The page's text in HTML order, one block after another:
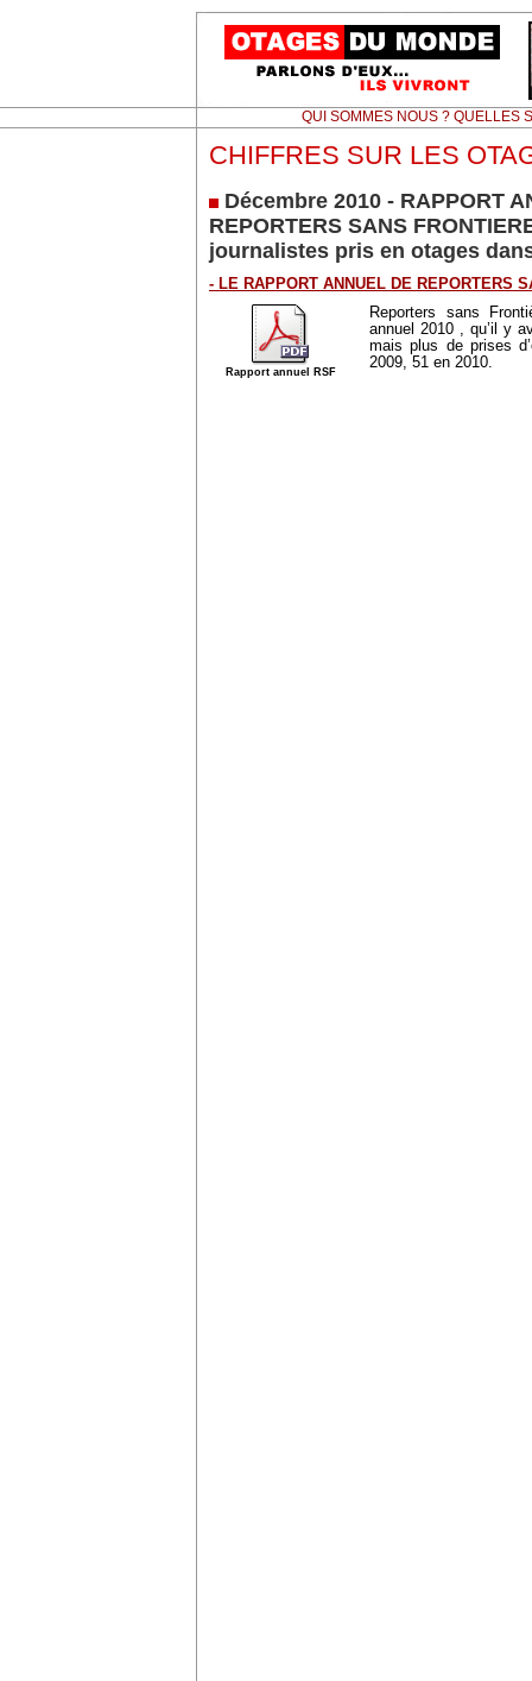
QUI SOMMES NOUS ? QUELLES
CHIFFRES SUR LES
Décembre 2010 - RAPPORT
REPORTERS SANS
journalistes pris en otages
- LE RAPPORT ANNUEL DE REPORTERS
Rapport annuel RSF
Reporters sans
annuel 2010 , qu’il y
mais plus de prises
2009, 51 en 2010.